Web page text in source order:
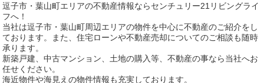
逗子市・葉山町エリアの不動産情報ならセンチュリー21リビングライ
フへ！
当社は逗子市・葉山町周辺エリアの物件を中心に不動産のご紹介をし
ております。また、住宅ローンや不動産売却についてのご相談も随時
承ります。
新築戸建、中古マンション、土地の購入等、不動産の事なら当社へお
任せください。
海近物件や海見えの物件情報も充実しております。